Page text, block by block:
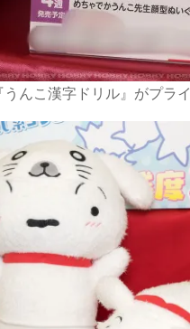
んこ漢字ドリル』がプラ